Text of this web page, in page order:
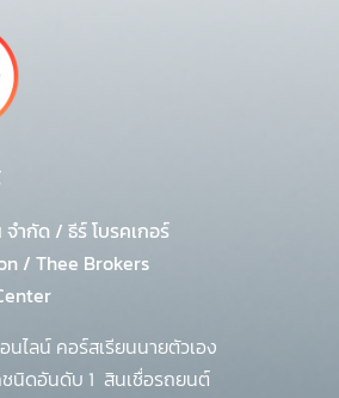
จำกัด / ธีร์ โบรคเกอร์
/ Thee Brokers
นไลน์ คอร์สเรียนนายตัวเอง
นิดอันดับ 1 สินเชื่อรถยนต์